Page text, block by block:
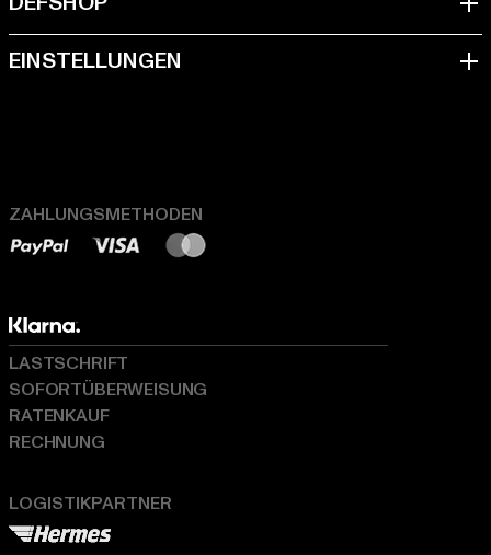
ZAHLUNGSMETHODEN
LOGISTIKPARTNER
LASTSCHRIFT
SOFORTÜBERWEISUNG
RATENKAUF
RECHNUNG